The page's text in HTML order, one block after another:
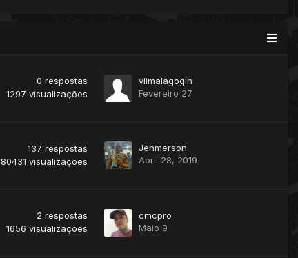
0 respostas
1297 visualizações
viimalagogin
Fevereiro 27
137 respostas
80431 visualizações
Jehmerson
Abril 28, 2019
2 respostas
1656 visualizações
cmcpro
Maio 9